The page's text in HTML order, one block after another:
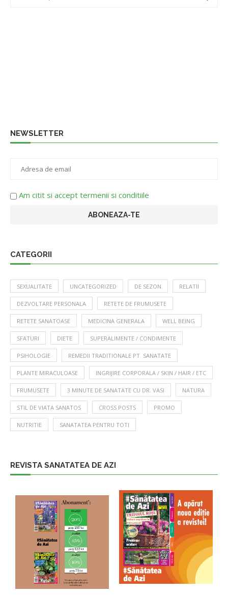
NEWSLETTER
Am citit si accept termenii si conditiile
CATEGORII
SEXUALITATE UNCATEGORIZED DE SEZON RELATII
DEZVOLTARE PERSONALA RETETE DE FRUMUSETE
RETETE SANATOASE MEDICINA GENERALA WELL BEING
SFATURI DIETE SUPERALIMENTE / CONDIMENTE
PSIHOLOGIE REMEDII TRADITIONALE PT. SANATATE
PLANTE MIRACULOASE INGRIJIRE CORPORALA / SKIN / HAIR / ETC
FRUMUSETE 3 MINUTE DE SANATATE CU DR. VASI NATURA
STIL DE VIATA SANATOS CROSS POSTS PROMO
NUTRITIE SANATATEA PENTRU TOTI
REVISTA SANATATEA DE AZI